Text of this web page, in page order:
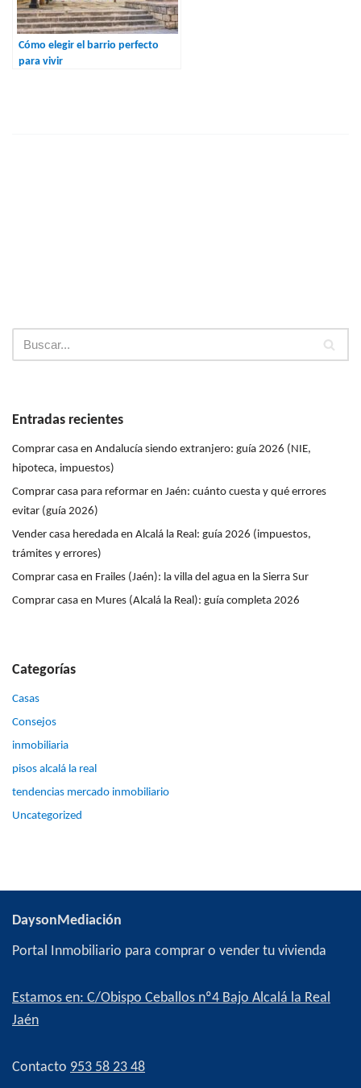
Cómo elegir el barrio perfecto
para vivir
Entradas recientes
Comprar casa en Andalucía siendo extranjero: guía 2026 (NIE,
hipoteca, impuestos)
Comprar casa para reformar en Jaén: cuánto cuesta y qué errores
evitar (guía 2026)
Vender casa heredada en Alcalá la Real: guía 2026 (impuestos,
trámites y errores)
Comprar casa en Frailes (Jaén): la villa del agua en la Sierra Sur
Comprar casa en Mures (Alcalá la Real): guía completa 2026
Categorías
Casas
Consejos
inmobiliaria
pisos alcalá la real
tendencias mercado inmobiliario
Uncategorized
DaysonMediación
Portal Inmobiliario para comprar o vender tu vivienda
Estamos en: C/Obispo Ceballos nº4 Bajo Alcalá la Real
Jaén
Contacto 953 58 23 48